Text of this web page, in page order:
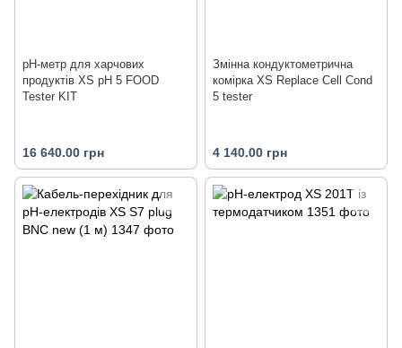
pH-метр для харчових
продуктів XS pH 5 FOOD
Tester KIT
16 640.00 грн
Змінна кондуктометрична
комірка XS Replace Cell Cond
5 tester
4 140.00 грн